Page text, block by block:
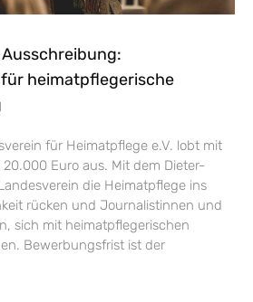
heimatpflegerische
für Heimatpflege e.V. lobt mit
Euro aus. Mit dem Dieter-
die Heimatpflege ins
rücken und Journalistinnen und
sich mit heimatpflegerischen
Bewerbungsfrist ist der